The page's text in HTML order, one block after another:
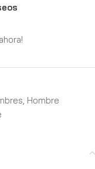
, Hombre